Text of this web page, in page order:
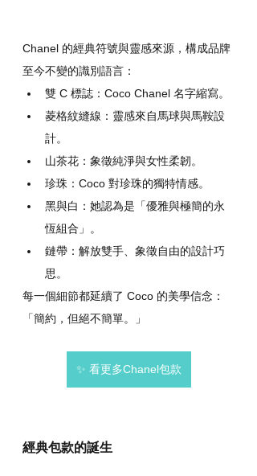
Chanel 的經典符號與靈感來源，構成品牌
至今不變的識別語言：
雙 C 標誌：Coco Chanel 名字縮寫。
菱格紋縫線：靈感來自馬球與馬鞍設
計。
山茶花：象徵純淨與女性柔韌。
珍珠：Coco 對珍珠的獨特情感。
黑與白：她認為是「優雅與極簡的永
恆組合」。
鏈帶：解放雙手、象徵自由的設計巧
思。
每一個細節都延續了 Coco 的美學信念：
「簡約，但絕不簡單。」
✨ 看更多Chanel包款
經典包款的誕生